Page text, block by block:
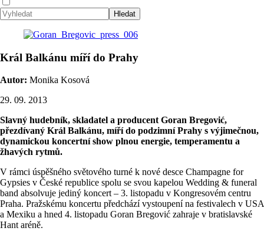
Král Balkánu míří do Prahy
Autor: Monika Kosová
29. 09. 2013
Slavný hudebník, skladatel a producent Goran Bregović,
přezdívaný Král Balkánu, míří do podzimní Prahy s výjimečnou,
dynamickou koncertní show plnou energie, temperamentu a
žhavých rytmů.
V rámci úspěšného světového turné k nové desce Champagne for
Gypsies v České republice spolu se svou kapelou Wedding & funeral
band absolvuje jediný koncert – 3. listopadu v Kongresovém centru
Praha. Pražskému koncertu předchází vystoupení na festivalech v USA
a Mexiku a hned 4. listopadu Goran Bregović zahraje v bratislavské
Hant aréně.